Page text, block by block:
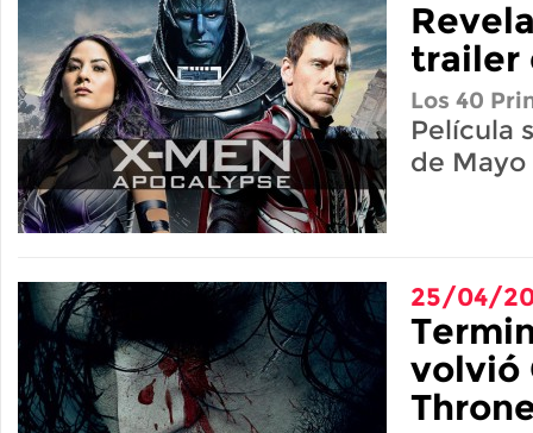
trailer
Los 40
Película
de Mayo
25/04/
volvió